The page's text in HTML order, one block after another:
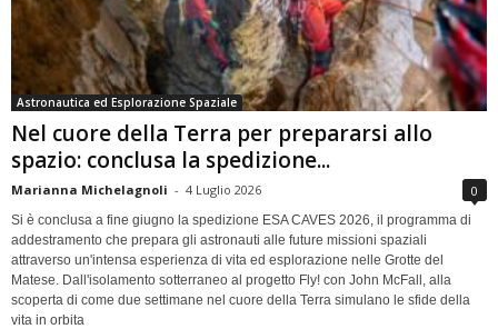
Astronautica ed Esplorazione Spaziale
Nel cuore della Terra per prepararsi allo
spazio: conclusa la spedizione...
Marianna Michelagnoli - 4 Luglio 2026 0
Si è conclusa a fine giugno la spedizione ESA CAVES 2026, il programma di
addestramento che prepara gli astronauti alle future missioni spaziali
attraverso un'intensa esperienza di vita ed esplorazione nelle Grotte del
Matese. Dall'isolamento sotterraneo al progetto Fly! con John McFall, alla
scoperta di come due settimane nel cuore della Terra simulano le sfide della
vita in orbita